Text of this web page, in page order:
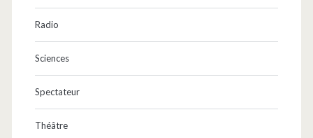
Radio
Sciences
Spectateur
Théâtre